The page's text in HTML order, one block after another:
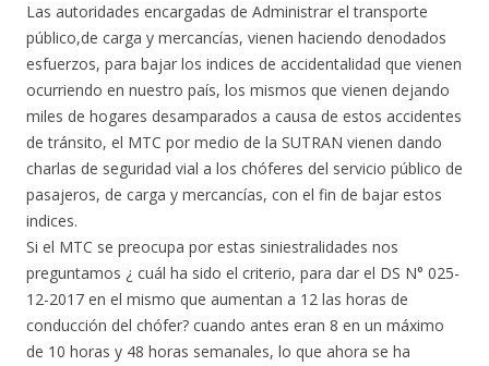
Las autoridades encargadas de Administrar el transporte
público,de carga y mercancías, vienen haciendo denodados
esfuerzos, para bajar los indices de accidentalidad que vienen
ocurriendo en nuestro país, los mismos que vienen dejando
miles de hogares desamparados a causa de estos accidentes
de tránsito, el MTC por medio de la SUTRAN vienen dando
charlas de seguridad vial a los chóferes del servicio público de
pasajeros, de carga y mercancías, con el fin de bajar estos
indices.
Si el MTC se preocupa por estas siniestralidades nos
preguntamos ¿ cuál ha sido el criterio, para dar el DS N° 025-
12-2017 en el mismo que aumentan a 12 las horas de
conducción del chófer? cuando antes eran 8 en un máximo
de 10 horas y 48 horas semanales, lo que ahora se ha